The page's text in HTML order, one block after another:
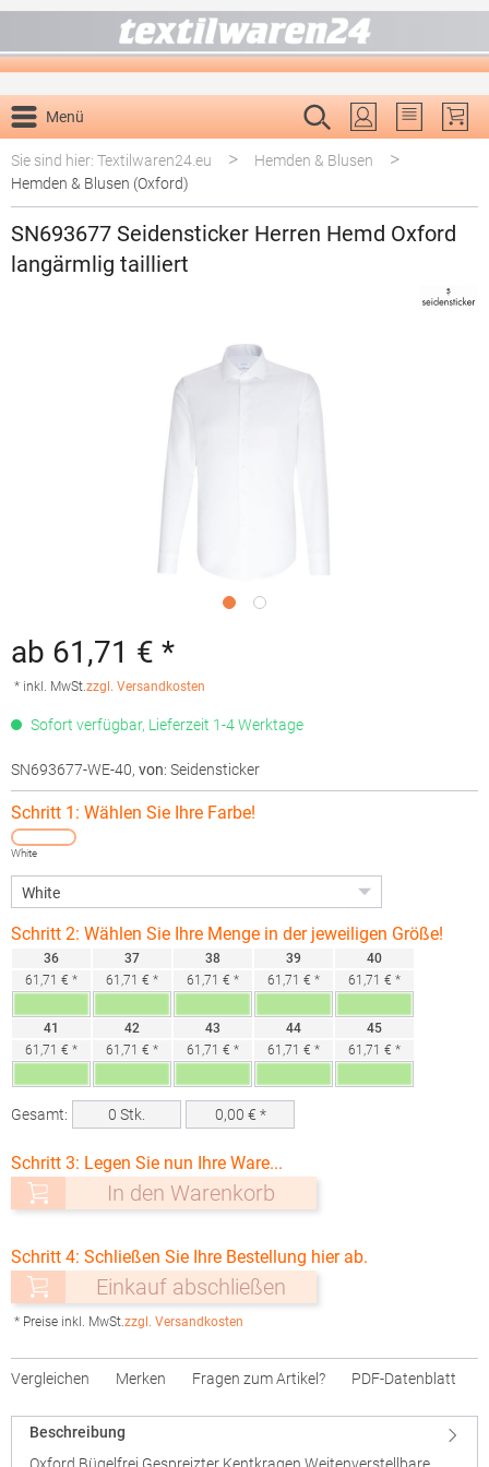
Menü
Du hast 0
Sie sind hier: Textilwaren24.eu
> Hemden & Blusen >
Hemden & Blusen (Oxford)
SN693677 Seidensticker Herren Hemd Oxford
langärmlig tailliert
ab 61,71 € *
* inkl. MwSt.zzgl. Versandkosten
Sofort verfügbar, Lieferzeit 1-4 Werktage
SN693677-WE-40, von: Seidensticker
Schritt 1: Wählen Sie Ihre Farbe!
White
Schritt 2: Wählen Sie Ihre Menge in der jeweiligen Größe!
36
61,71 € *
37
61,71 € *
38
61,71 € *
39
61,71 € *
40
61,71 € *
41
61,71 € *
42
61,71 € *
43
61,71 € *
44
61,71 € *
45
61,71 € *
Gesamt: 0 Stk. 0,00 € *
Schritt 3: Legen Sie nun Ihre Ware...
In den Warenkorb
Schritt 4: Schließen Sie Ihre Bestellung hier ab.
Einkauf abschließen
* Preise inkl. MwSt.zzgl. Versandkosten
Vergleichen Merken Fragen zum Artikel? PDF-Datenblatt
Beschreibung